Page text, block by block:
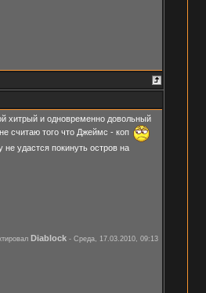
хитрый и одновременно довольный
считаю того что Джеймс - коп
удастся покинуть остров на
Diablock- Среда, 17.03.2010, 09:13